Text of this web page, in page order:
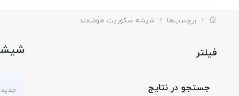
برچسب‌ها شیشه سکوریت هوشمند
فیلتر
جستجو در نتایج